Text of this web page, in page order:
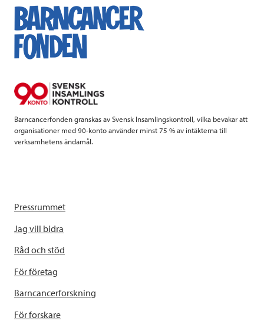
e
b
k
t
t
k
e
Barncancerfonden granskas av Svensk Insamlingskontroll, vilka bevakar att
organisationer med 90-konto använder minst 75 % av intäkterna till
verksamhetens ändamål.
Pressrummet
Jag vill bidra
Råd och stöd
För företag
Barncancerforskning
För forskare